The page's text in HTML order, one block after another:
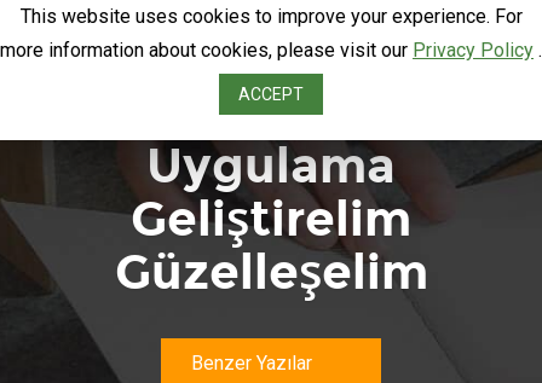
MS CRM ile
Uygulama
Geliştirelim
Güzelleşelim
Benzer Yazılar
This website uses cookies to improve your experience. For
more information about cookies, please visit our Privacy Policy .
ACCEPT